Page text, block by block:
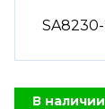
В наличии